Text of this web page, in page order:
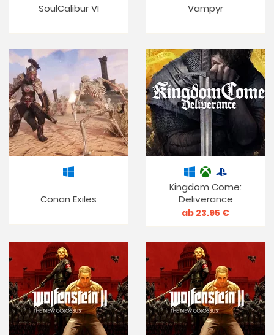
SoulCalibur VI Vampyr
Conan Exiles
Kingdom Come:
Deliverance
ab 23.95 €